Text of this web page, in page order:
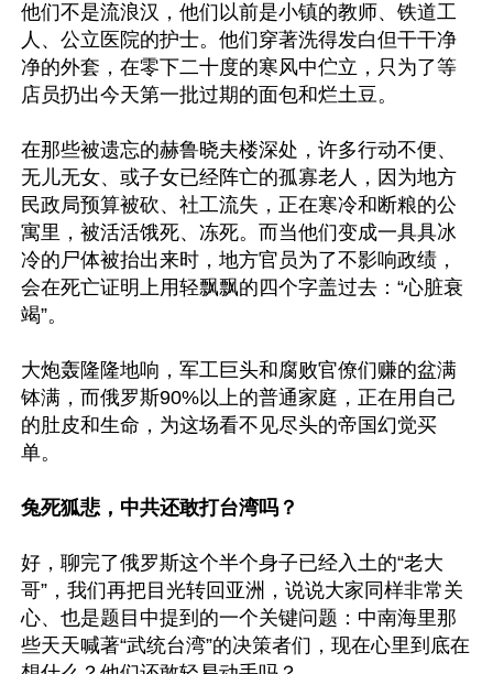
他们不是流浪汉，他们以前是小镇的教师、铁道工
人、公立医院的护士。他们穿著洗得发白但干干净
净的外套，在零下二十度的寒风中伫立，只为了等
店员扔出今天第一批过期的面包和烂土豆。
在那些被遗忘的赫鲁晓夫楼深处，许多行动不便、
无儿无女、或子女已经阵亡的孤寡老人，因为地方
民政局预算被砍、社工流失，正在寒冷和断粮的公
寓里，被活活饿死、冻死。而当他们变成一具具冰
冷的尸体被抬出来时，地方官员为了不影响政绩，
会在死亡证明上用轻飘飘的四个字盖过去：“心脏衰
竭”。
大炮轰隆隆地响，军工巨头和腐败官僚们赚的盆满
钵满，而俄罗斯90%以上的普通家庭，正在用自己
的肚皮和生命，为这场看不见尽头的帝国幻觉买
单。
兔死狐悲，中共还敢打台湾吗？
好，聊完了俄罗斯这个半个身子已经入土的“老大
哥”，我们再把目光转回亚洲，说说大家同样非常关
心、也是题目中提到的一个关键问题：中南海里那
些天天喊著“武统台湾”的决策者们，现在心里到底在